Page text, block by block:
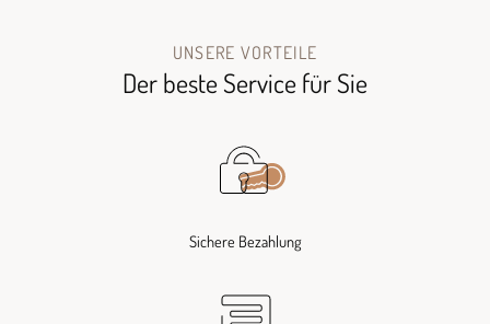
UNSERE VORTEILE
Der beste Service für Sie
Sichere Bezahlung